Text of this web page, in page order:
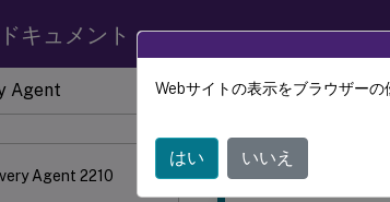
キュメント
Agent
Agent 2210
このコンテンツは動的に機
リナックス バーチャ
Webサイトの表示をブラウザー
はい いいえ